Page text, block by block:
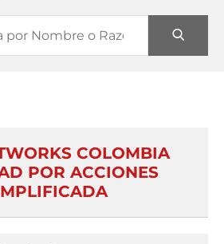
COLOMBIA
POR ACCIONES